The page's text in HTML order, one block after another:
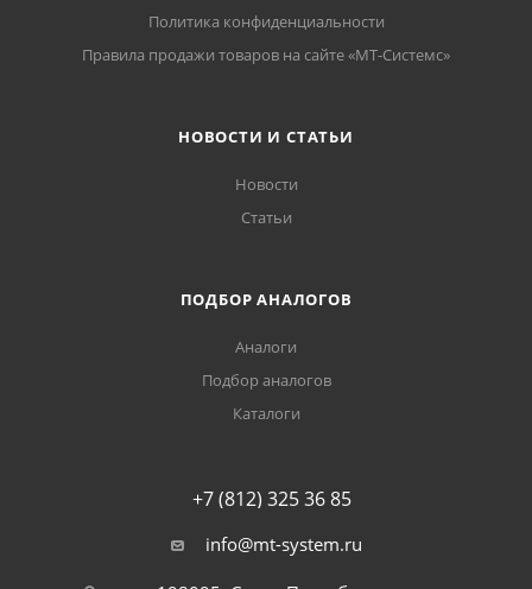
Политика конфиденциальности
Правила продажи товаров на сайте «МТ-Системс»
НОВОСТИ И СТАТЬИ
Новости
Статьи
ПОДБОР АНАЛОГОВ
Аналоги
Подбор аналогов
Каталоги
+7 (812) 325 36 85
info@mt-system.ru